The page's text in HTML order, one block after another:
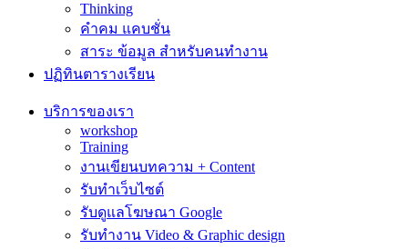
Thinking
คำคม แคบชั่น
สาระ ข้อมูล สำหรับคนทำงาน
ปฏิทินตารางเรียน
บริการของเรา
workshop
Training
งานเขียนบทความ + Content
รับทำเว็บไซต์
รับดูแลโฆษณา Google
รับทำงาน Video & Graphic design